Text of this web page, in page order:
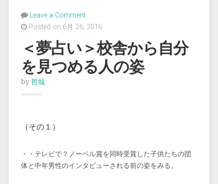
Leave a Comment
Posted on 6月 26, 2016
＜夢占い＞校舎から自分
を見つめる人の姿
by 哲哉
（その１）
・・テレビで？ノーベル賞を同時受賞した子供たちの団
体と中年男性のインタビューされる前の姿をみる。